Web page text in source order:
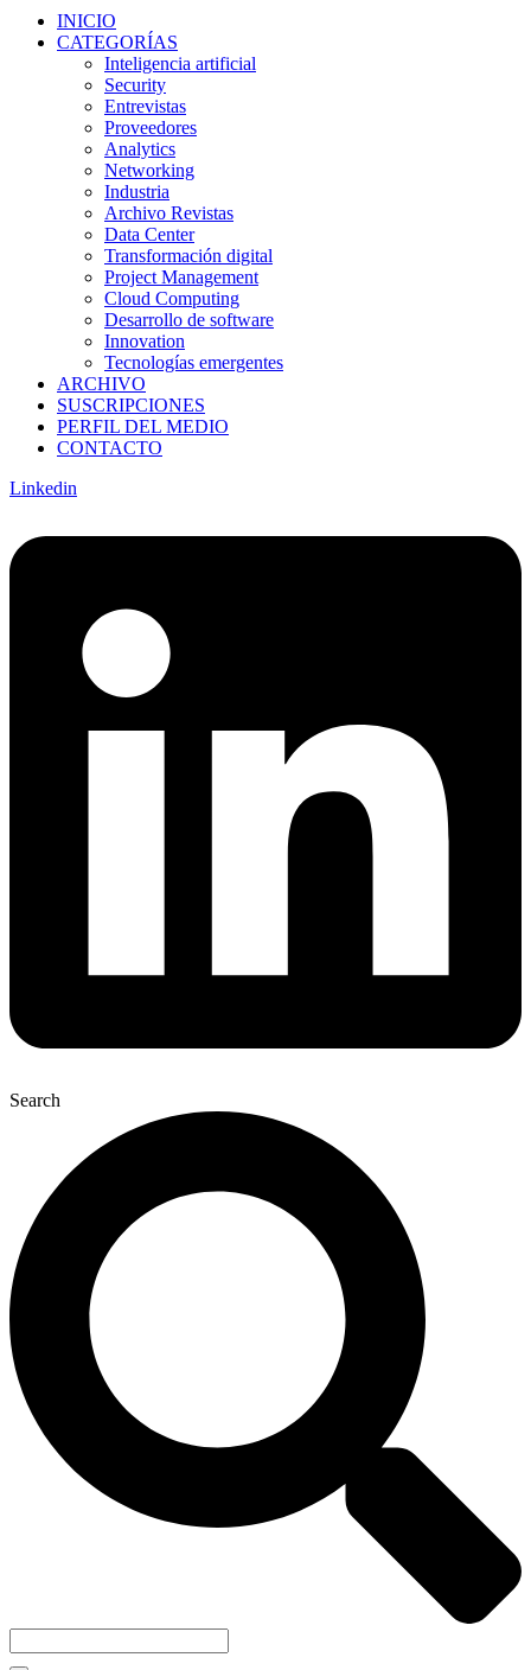
INICIO
CATEGORÍAS
Inteligencia artificial
Security
Entrevistas
Proveedores
Analytics
Networking
Industria
Archivo Revistas
Data Center
Transformación digital
Project Management
Cloud Computing
Desarrollo de software
Innovation
Tecnologías emergentes
ARCHIVO
SUSCRIPCIONES
PERFIL DEL MEDIO
CONTACTO
Linkedin
Search